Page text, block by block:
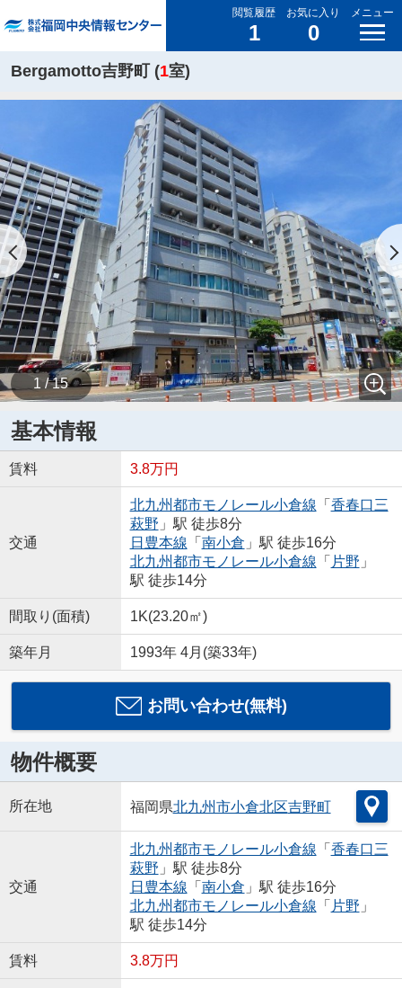
閲覧履歴
1
お気に入り
0
メニュー
Bergamotto吉野町 (1室)
1 / 15
基本情報
賃料 3.8万円
交通
北九州都市モノレール小倉線 「 香春口三
萩野 」駅 徒歩8分
日豊本線 「 南小倉 」駅 徒歩16分
北九州都市モノレール小倉線 「 片野 」
駅 徒歩14分
間取り(面積) 1K(23.20㎡)
築年月 1993年 4月(築33年)
お問い合わせ(無料)
物件概要
所在地 福岡県北九州市小倉北区吉野町
交通
北九州都市モノレール小倉線 「 香春口三
萩野 」駅 徒歩8分
日豊本線 「 南小倉 」駅 徒歩16分
北九州都市モノレール小倉線 「 片野 」
駅 徒歩14分
賃料 3.8万円